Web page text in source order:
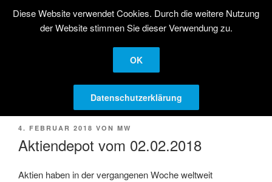
InhaltSTRATEGISCHE
AKTIENANLAGE
Langfristige Kapitalanlage in Aktien
Menü
VERÖFFENTLICHT
4. FEBRUAR 2018 VON MW
Aktiendepot vom 02.02.2018
Aktien haben in der vergangenen Woche weltweit
Diese Website verwendet Cookies. Durch die weitere Nutzung
der Website stimmen Sie dieser Verwendung zu.
OK
Datenschutzerklärung